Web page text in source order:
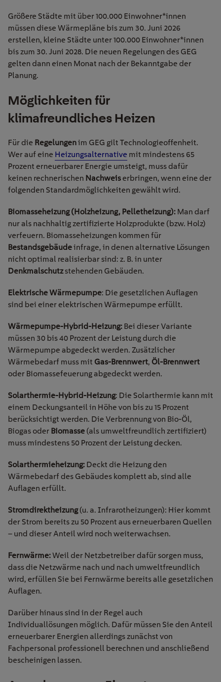
Größere Städte mit über 100.000 Einwohner*innen
müssen diese Wärmepläne bis zum 30. Juni 2026
erstellen, kleine Städte unter 100.000 Einwohner*innen
bis zum 30. Juni 2028. Die neuen Regelungen des GEG
gelten dann einen Monat nach der Bekanntgabe der
Planung.
Möglichkeiten für
klimafreundliches Heizen
Für die Regelungenim GEG gilt Technologieoffenheit.
Wer auf eine Heizungsalternative mit mindestens 65
Prozent erneuerbarer Energie umsteigt, muss dafür
keinen rechnerischen Nachweis erbringen, wenn eine der
folgenden Standardmöglichkeiten gewählt wird.
Biomasseheizung (Holzheizung, Pelletheizung): Man darf
nur als nachhaltig zertifizierte Holzprodukte (bzw. Holz)
verfeuern. Biomasseheizungen kommen für
Bestandsgebäudeinfrage, in denen alternative Lösungen
nicht optimal realisierbar sind: z. B. in unter
Denkmalschutzstehenden Gebäuden.
Elektrische Wärmepumpe: Die gesetzlichen Auflagen
sind bei einer elektrischen Wärmepumpe erfüllt.
Wärmepumpe-Hybrid-Heizung: Bei dieser Variante
müssen 30 bis 40 Prozent der Leistung durch die
Wärmepumpe abgedeckt werden. Zusätzlicher
Wärmebedarf muss mit Gas-Brennwert, Öl-Brennwert
oder Biomassefeuerung abgedeckt werden.
Solarthermie-Hybrid-Heizung: Die Solarthermie kann mit
einem Deckungsanteil in Höhe von bis zu 15 Prozent
berücksichtigt werden. Die Verbrennung von Bio-Öl,
Biogas oder Biomasse (als umweltfreundlich zertifiziert)
muss mindestens 50 Prozent der Leistung decken.
Solarthermieheizung: Deckt die Heizung den
Wärmebedarf des Gebäudes komplett ab, sind alle
Auflagen erfüllt.
Stromdirektheizung(u. a. Infrarotheizungen): Hier kommt
der Strom bereits zu 50 Prozent aus erneuerbaren Quellen
– und dieser Anteil wird noch weiterwachsen.
Fernwärme:Weil der Netzbetreiber dafür sorgen muss,
dass die Netzwärme nach und nach umweltfreundlich
wird, erfüllen Sie bei Fernwärme bereits alle gesetzlichen
Auflagen.
Darüber hinaus sind in der Regel auch
Individuallösungen möglich. Dafür müssen Sie den Anteil
erneuerbarer Energien allerdings zunächst von
Fachpersonal professionell berechnen und anschließend
bescheinigen lassen.